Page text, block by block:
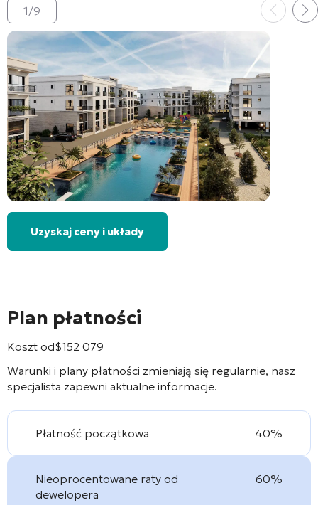
1/9
Uzyskaj ceny i układy
Plan płatności
Koszt od$152 079
Warunki i plany płatności zmieniają się regularnie, nasz
specjalista zapewni aktualne informacje.
Płatność początkowa 40%
Nieoprocentowane raty od
dewelopera
60%